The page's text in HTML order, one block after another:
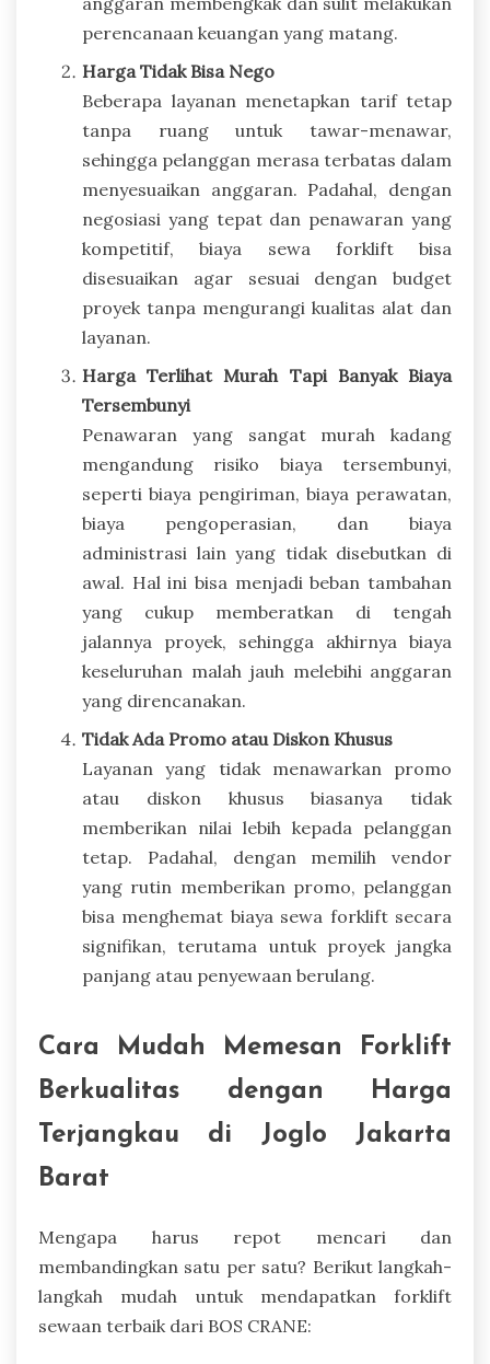
perencanaan keuangan yang matang.
Harga Tidak Bisa Nego
Beberapa layanan menetapkan tarif tetap
tanpa ruang untuk tawar-menawar,
sehingga pelanggan merasa terbatas dalam
menyesuaikan anggaran. Padahal, dengan
negosiasi yang tepat dan penawaran yang
kompetitif, biaya sewa forklift bisa
disesuaikan agar sesuai dengan budget
proyek tanpa mengurangi kualitas alat dan
layanan.
Harga Terlihat Murah Tapi Banyak Biaya
Tersembunyi
Penawaran yang sangat murah kadang
mengandung risiko biaya tersembunyi,
seperti biaya pengiriman, biaya perawatan,
biaya pengoperasian, dan biaya
administrasi lain yang tidak disebutkan di
awal. Hal ini bisa menjadi beban tambahan
yang cukup memberatkan di tengah
jalannya proyek, sehingga akhirnya biaya
keseluruhan malah jauh melebihi anggaran
yang direncanakan.
Tidak Ada Promo atau Diskon Khusus
Layanan yang tidak menawarkan promo
atau diskon khusus biasanya tidak
memberikan nilai lebih kepada pelanggan
tetap. Padahal, dengan memilih vendor
yang rutin memberikan promo, pelanggan
bisa menghemat biaya sewa forklift secara
signifikan, terutama untuk proyek jangka
panjang atau penyewaan berulang.
Cara Mudah Memesan Forklift
Berkualitas dengan Harga
Terjangkau di Joglo Jakarta
Barat
Mengapa harus repot mencari dan
membandingkan satu per satu? Berikut langkah-
langkah mudah untuk mendapatkan forklift
sewaan terbaik dari BOS CRANE: